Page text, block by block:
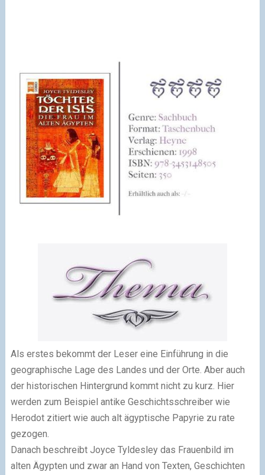
Als erstes bekommt der Leser eine Einführung in die
geographische Lage des Landes und der Orte. Aber auch
der historischen Hintergrund kommt nicht zu kurz. Hier
werden zum Beispiel antike Geschichtsschreiber wie
Herodot zitiert wie auch alt ägyptische Papyrie zu rate
gezogen.
Danach beschreibt Joyce Tyldesley das Frauenbild im
alten Ägypten und zwar an Hand von Texten, Geschichten